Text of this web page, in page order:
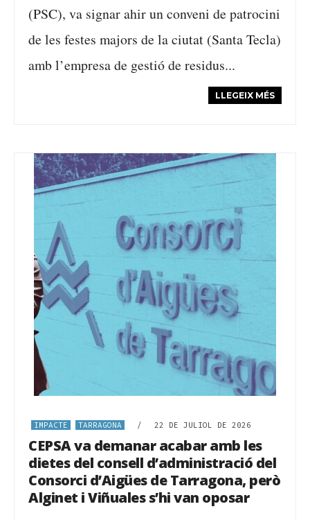
(PSC), va signar ahir un conveni de patrocini
de les festes majors de la ciutat (Santa Tecla)
amb l’empresa de gestió de residus...
LLEGEIX MÉS
IMPACTE TARRAGONA / 22 DE JULIOL DE 2026
CEPSA va demanar acabar amb les
dietes del consell d’administració del
Consorci d’Aigües de Tarragona, però
Alginet i Viñuales s’hi van oposar